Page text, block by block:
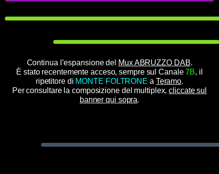
Continua l’espansione del Mux ABRUZZO DAB.
È stato recentemente acceso, sempre sul Canale7B, il
ripetitore di MONTE FOLTRONE a Teramo.
Per consultare la composizione del multiplex,cliccate sul
banner qui sopra.